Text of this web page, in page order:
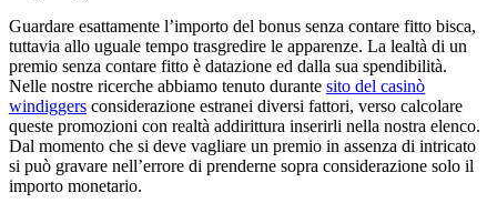
Guardare esattamente l’importo del bonus senza contare fitto bisca,
tuttavia allo uguale tempo trasgredire le apparenze. La lealtà di un
premio senza contare fitto è datazione ed dalla sua spendibilità.
Nelle nostre ricerche abbiamo tenuto durante sito del casinò
windiggers considerazione estranei diversi fattori, verso calcolare
queste promozioni con realtà addirittura inserirli nella nostra elenco.
Dal momento che si deve vagliare un premio in assenza di intricato
si può gravare nell’errore di prenderne sopra considerazione solo il
importo monetario.